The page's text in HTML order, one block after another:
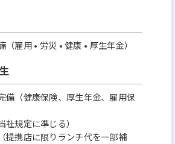
雇用 • 労災 • 健康 • 厚生年金）
備（健康保険、厚生年金、雇用保
社規定に準じる）
提携店に限りランチ代を一部補